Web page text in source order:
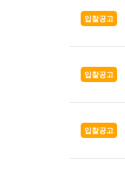
입찰공고
입찰공고
입찰공고